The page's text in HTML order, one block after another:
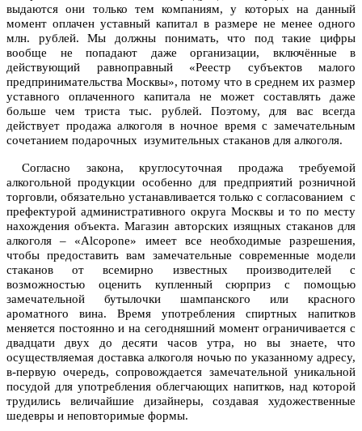
выдаются они только тем компаниям, у которых на данный
момент оплачен уставный капитал в размере не менее одного
млн. рублей. Мы должны понимать, что под такие цифры
вообще не попадают даже организации, включённые в
действующий равноправный «Реестр субъектов малого
предпринимательства Москвы», потому что в среднем их размер
уставного оплаченного капитала не может составлять даже
больше чем триста тыс. рублей. Поэтому, для вас всегда
действует продажа алкоголя в ночное время с замечательным
сочетанием подарочных изумительных стаканов для алкоголя.
Согласно закона, круглосуточная продажа требуемой
алкогольной продукции особенно для предприятий розничной
торговли, обязательно устанавливается только с согласованием с
префектурой административного округа Москвы и то по месту
нахождения объекта. Магазин авторских изящных стаканов для
алкоголя – «Alcopone» имеет все необходимые разрешения,
чтобы предоставить вам замечательные современные модели
стаканов от всемирно известных производителей с
возможностью оценить купленный сюрприз с помощью
замечательной бутылочки шампанского или красного
ароматного вина. Время употребления спиртных напитков
меняется постоянно и на сегодняшний момент ограничивается с
двадцати двух до десяти часов утра, но вы знаете, что
осуществляемая доставка алкоголя ночью по указанному адресу,
в-первую очередь, сопровождается замечательной уникальной
посудой для употребления облегчающих напитков, над которой
трудились величайшие дизайнеры, создавая художественные
шедевры и неповторимые формы.